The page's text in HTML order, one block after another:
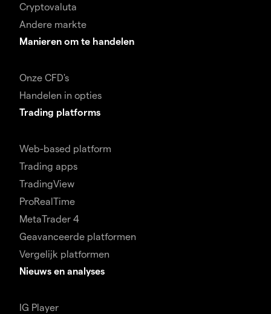
Cryptovaluta
Andere markte
Manieren om te handelen
Onze CFD's
Handelen in opties
Trading platforms
Web-based platform
Trading apps
TradingView
ProRealTime
MetaTrader 4
Geavanceerde platformen
Vergelijk platformen
Nieuws en analyses
IG Player